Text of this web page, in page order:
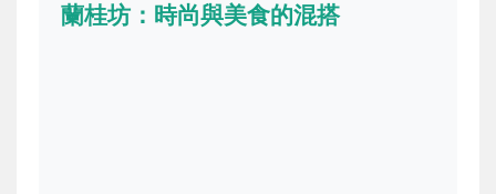
蘭桂坊：時尚與美食的混搭